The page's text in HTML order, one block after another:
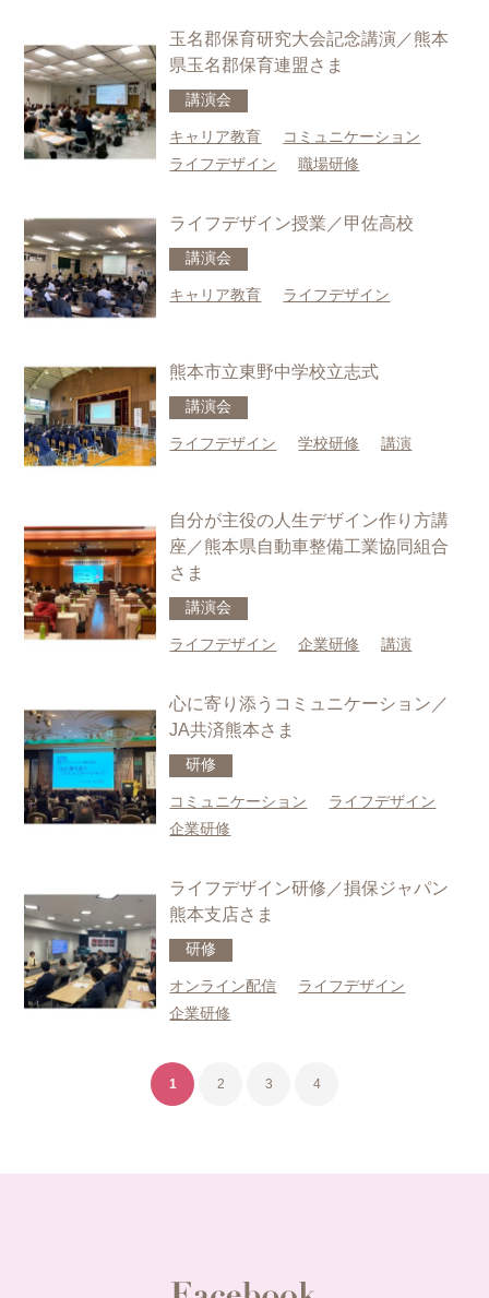
玉名郡保育研究大会記念講演／熊本
県玉名郡保育連盟さま
講演会
キャリア教育
コミュニケーション
ライフデザイン
職場研修
ライフデザイン授業／甲佐高校
講演会
キャリア教育 ライフデザイン
熊本市立東野中学校立志式
講演会
ライフデザイン 学校研修 講演
自分が主役の人生デザイン作り方講
座／熊本県自動車整備工業協同組合
さま
講演会
ライフデザイン 企業研修 講演
心に寄り添うコミュニケーション／
JA共済熊本さま
研修
コミュニケーション
ライフデザイン
企業研修
ライフデザイン研修／損保ジャパン
熊本支店さま
研修
オンライン配信
ライフデザイン
企業研修
1 2 3 4